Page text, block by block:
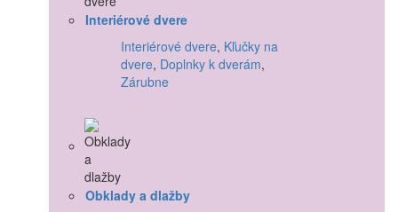
Interiérové dvere
Interiérové dvere, Kľučky na
dvere, Doplnky k dverám,
Zárubne
Obklady a dlažby